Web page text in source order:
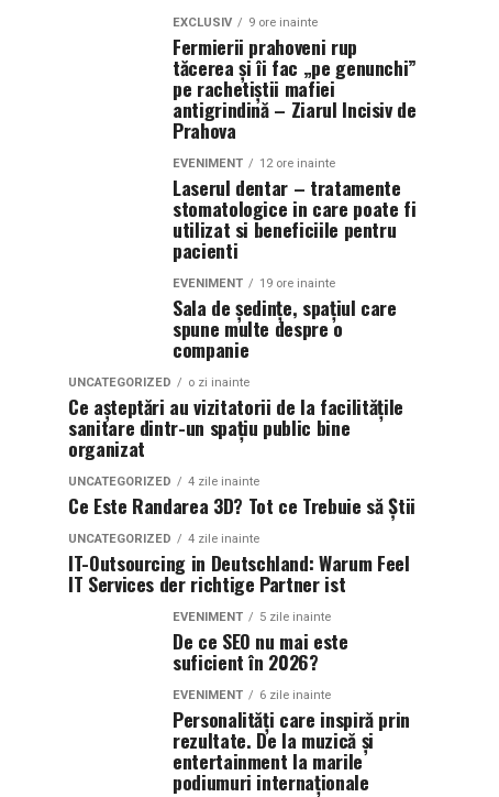
EXCLUSIV 9 ore inainte
Fermierii prahoveni rup
tăcerea și îi fac „pe genunchi”
pe rachetiștii mafiei
antigrindină – Ziarul Incisiv de
Prahova
EVENIMENT 12 ore inainte
Laserul dentar – tratamente
stomatologice in care poate fi
utilizat si beneficiile pentru
pacienti
EVENIMENT 19 ore inainte
Sala de ședințe, spațiul care
spune multe despre o
companie
UNCATEGORIZED o zi inainte
Ce așteptări au vizitatorii de la facilitățile
sanitare dintr-un spațiu public bine
organizat
UNCATEGORIZED 4 zile inainte
Ce Este Randarea 3D? Tot ce Trebuie să Știi
UNCATEGORIZED 4 zile inainte
IT-Outsourcing in Deutschland: Warum Feel
IT Services der richtige Partner ist
EVENIMENT 5 zile inainte
De ce SEO nu mai este
suficient în 2026?
EVENIMENT 6 zile inainte
Personalități care inspiră prin
rezultate. De la muzică și
entertainment la marile
podiumuri internaționale